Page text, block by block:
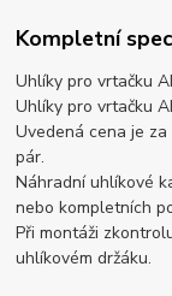
Kompletní
Uhlíky pro vrtačku
Uhlíky pro vrtačku
Uvedená cena je
pár.
Náhradní uhlíkové
nebo kompletních
Při montáži
uhlíkovém držáku.